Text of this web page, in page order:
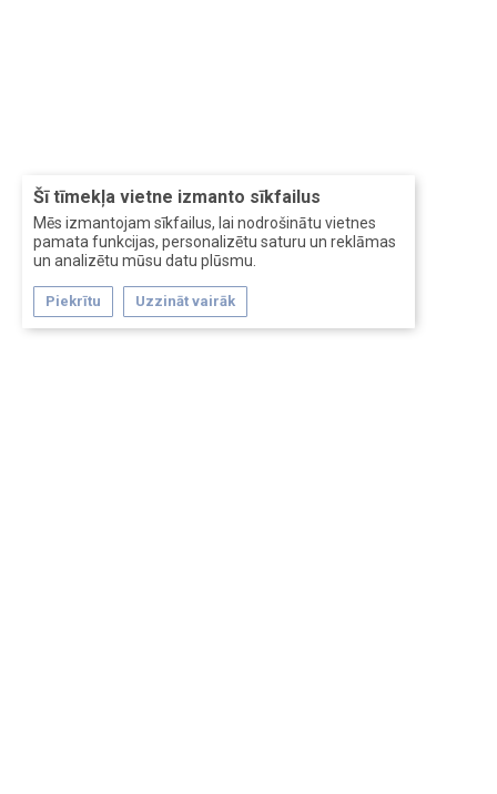
Šī tīmekļa vietne izmanto sīkfailus
Mēs izmantojam sīkfailus, lai nodrošinātu vietnes
pamata funkcijas, personalizētu saturu un reklāmas
un analizētu mūsu datu plūsmu.
Piekrītu Uzzināt vairāk